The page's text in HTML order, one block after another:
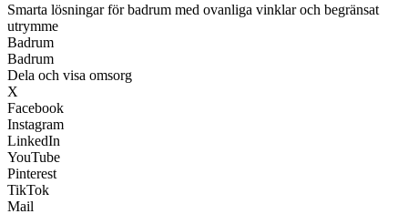
Smarta lösningar för badrum med ovanliga vinklar och begränsat
utrymme
Badrum
Badrum
Dela och visa omsorg
X
Facebook
Instagram
LinkedIn
YouTube
Pinterest
TikTok
Mail